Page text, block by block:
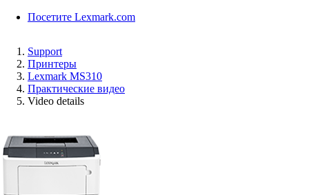
Посетите Lexmark.com
Support
Принтеры
Lexmark MS310
Практические видео
Video details